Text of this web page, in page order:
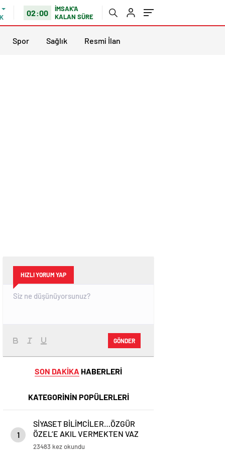
02:00
İMSAK'A
KALAN SÜRE
Spor Sağlık Resmi İlan
HIZLI YORUM YAP
GÖNDER
SON DAKİKA HABERLERİ
KATEGORİNİN POPÜLERLERİ
1
SİYASET BİLİMCİLER…ÖZGÜR
ÖZEL’E AKIL VERMEKTEN VAZ
GEÇİN..
23483 kez okundu